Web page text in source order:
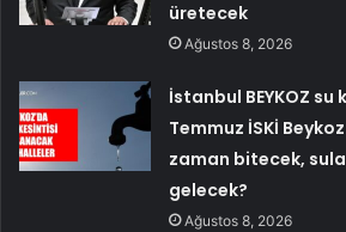
üretecek
Ağustos 8, 2026
İstanbul BEYKOZ
Temmuz İSKİ
zaman bitecek,
gelecek?
Ağustos 8, 2026